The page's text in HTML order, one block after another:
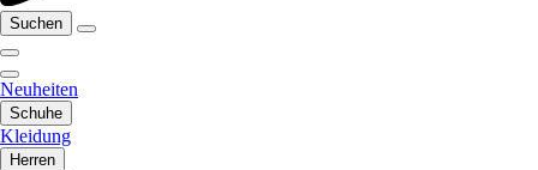
Suchen
Neuheiten
Schuhe
Kleidung
Herren